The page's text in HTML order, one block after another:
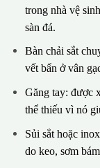
trong nhà vệ
sàn đá.
Bàn chải sắt
vết bẩn ở vân
Găng tay: được
thể thiếu vì nó
Sủi sắt hoặc
do keo, sơm